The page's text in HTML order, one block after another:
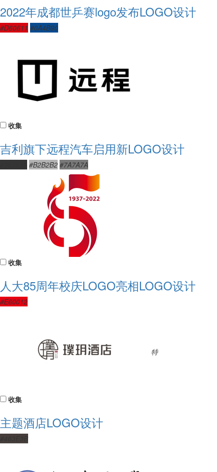
2022年成都世乒赛logo发布LOGO设计
#D60611 #0A4B90
收集
吉利旗下远程汽车启用新LOGO设计
#B2B2B2 #7A7A7A
收集
人大85周年校庆LOGO亮相LOGO设计
#E60012
特
收集
主题酒店LOGO设计